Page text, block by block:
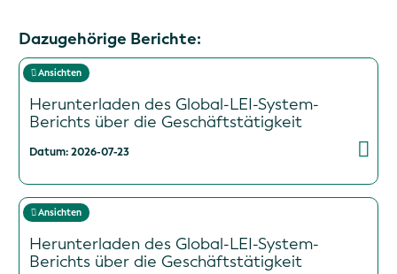
Dazugehörige Berichte:
Ansichten
Herunterladen des Global-LEI-System-
Berichts über die Geschäftstätigkeit
Datum: 2026-07-23
Ansichten
Herunterladen des Global-LEI-System-
Berichts über die Geschäftstätigkeit